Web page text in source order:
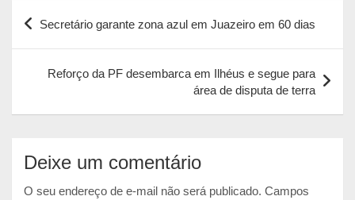
s
A
p
b
o
o
e
n
g
r
l
Navegação
Secretário garante zona azul em Juazeiro em 60 dias
Reforço da PF desembarca em Ilhéus e segue para
área de disputa de terra
Deixe um comentário
O seu endereço de e-mail não será publicado. Campos